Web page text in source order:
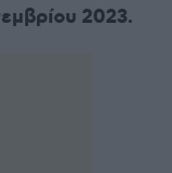
2023.